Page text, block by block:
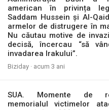
american în privința
Saddam Hussein și Al-
armelor de distrugere în
Nu căutau motive de
decisă, încercau “să
invadarea Irakului”.
Biziday · acum 3 ani
SUA. Momente de
memorialul victimelor